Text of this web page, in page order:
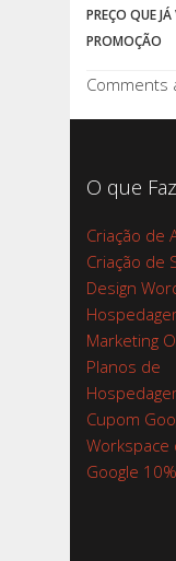
PREÇO QUE
PROMOÇÃO
Comments
O que
Criação de
Criação de
Design
Marketing
Planos de
Cupom
Workspace
Google 10%